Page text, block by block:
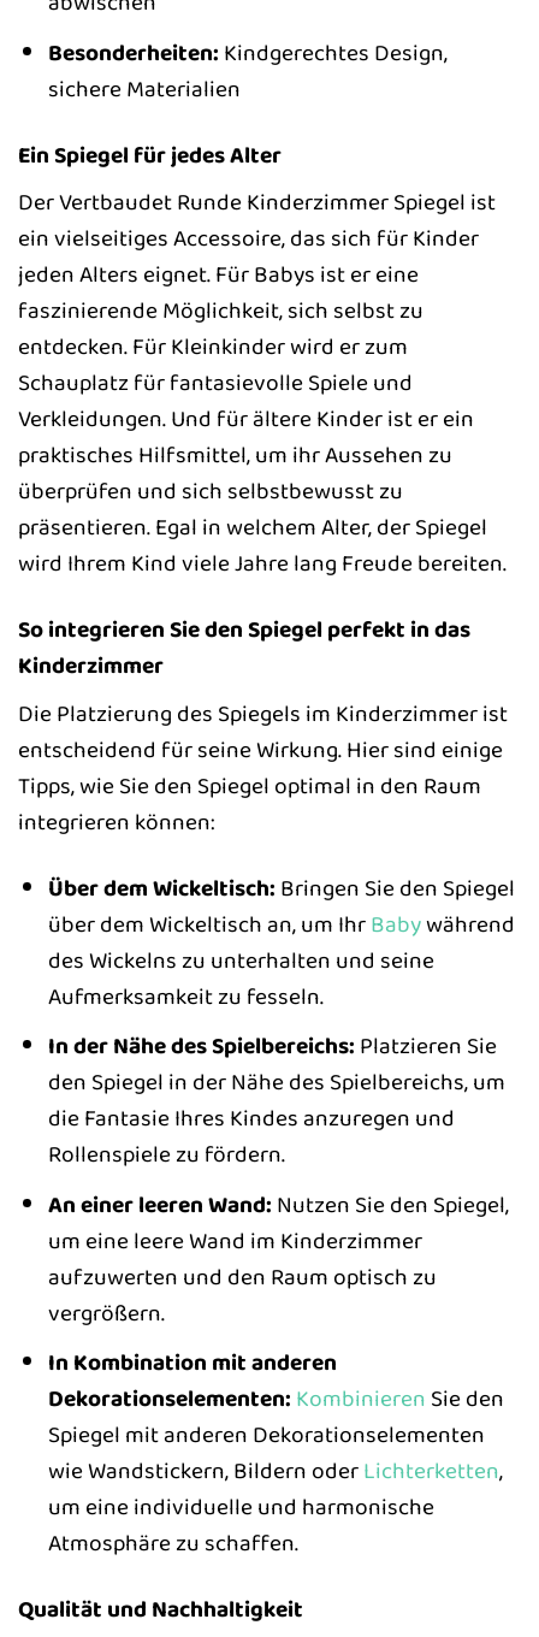
Besonderheiten: Kindgerechtes Design,
sichere Materialien
Ein Spiegel für jedes Alter
Der Vertbaudet Runde Kinderzimmer Spiegel ist
ein vielseitiges Accessoire, das sich für Kinder
jeden Alters eignet. Für Babys ist er eine
faszinierende Möglichkeit, sich selbst zu
entdecken. Für Kleinkinder wird er zum
Schauplatz für fantasievolle Spiele und
Verkleidungen. Und für ältere Kinder ist er ein
praktisches Hilfsmittel, um ihr Aussehen zu
überprüfen und sich selbstbewusst zu
präsentieren. Egal in welchem Alter, der Spiegel
wird Ihrem Kind viele Jahre lang Freude bereiten.
So integrieren Sie den Spiegel perfekt in das
Kinderzimmer
Die Platzierung des Spiegels im Kinderzimmer ist
entscheidend für seine Wirkung. Hier sind einige
Tipps, wie Sie den Spiegel optimal in den Raum
integrieren können:
Über dem Wickeltisch: Bringen Sie den Spiegel
über dem Wickeltisch an, um IhrBabywährend
des Wickelns zu unterhalten und seine
Aufmerksamkeit zu fesseln.
In der Nähe des Spielbereichs: Platzieren Sie
den Spiegel in der Nähe des Spielbereichs, um
die Fantasie Ihres Kindes anzuregen und
Rollenspiele zu fördern.
An einer leeren Wand: Nutzen Sie den Spiegel,
um eine leere Wand im Kinderzimmer
aufzuwerten und den Raum optisch zu
vergrößern.
In Kombination mit anderen
Dekorationselementen: Kombinieren Sie den
Spiegel mit anderen Dekorationselementen
wie Wandstickern, Bildern oderLichterketten,
um eine individuelle und harmonische
Atmosphäre zu schaffen.
Qualität und Nachhaltigkeit